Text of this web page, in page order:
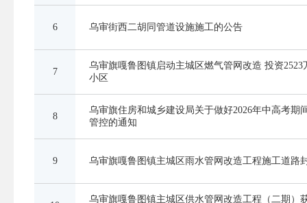
6 乌审街西二胡同管道设施施工的公告
7
乌审旗嘎鲁图镇启动主城区燃气管网改造 投资2523
小区
8
乌审旗住房和城乡建设局关于做好2026年中高考期
管控的通知
9 乌审旗嘎鲁图镇主城区雨水管网改造工程施工道路
乌审旗嘎鲁图镇主城区供水管网改造工程（二期）